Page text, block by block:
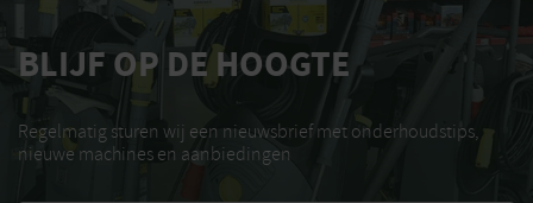
BLIJF OP DE HOOGTE
Regelmatig sturen wij een nieuwsbrief met onderhoudstips,
nieuwe machines en aanbiedingen